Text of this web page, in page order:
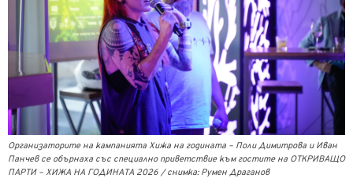
Организаторите на кампанията Хижа на годината – Поли Димитрова и Иван
Панчев се обърнаха със специално приветствие към гостите на ОТКРИВАЩО
ПАРТИ – ХИЖА НА ГОДИНАТА 2026 / снимка: Румен Драганов